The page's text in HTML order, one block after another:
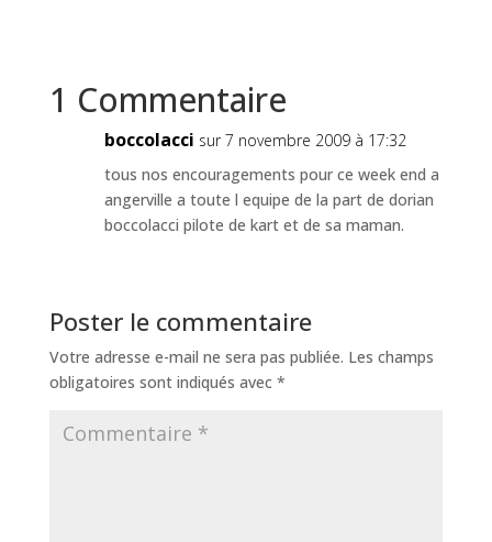
1 Commentaire
boccolacci sur 7 novembre 2009 à 17:32
tous nos encouragements pour ce week end a
angerville a toute l equipe de la part de dorian
boccolacci pilote de kart et de sa maman.
Poster le commentaire
Votre adresse e-mail ne sera pas publiée. Les champs
obligatoires sont indiqués avec *